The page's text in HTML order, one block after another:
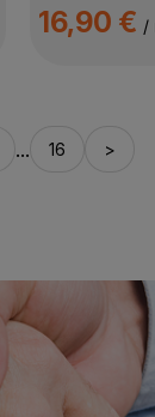
16,90 € /
... 16 >